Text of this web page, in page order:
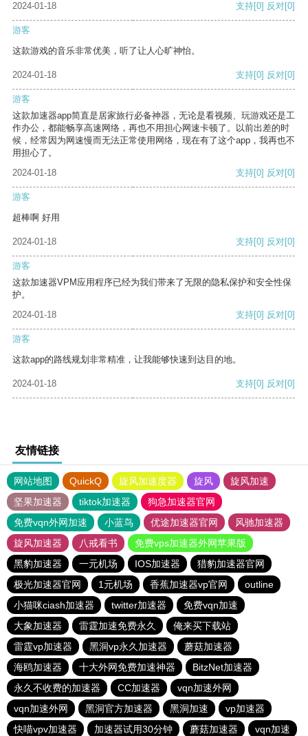
2024-01-18 支持[0] 反对[0]
游客
这款游戏的音乐非常优美，听了让人心旷神怡。
2024-01-18 支持[0] 反对[0]
游客
这款加速器app简直是居家旅行必备神器，无论是看视频、玩游戏还是工
作办公，都能畅享高速网络，再也不用担心网速卡顿了。以前出差的时
候，经常因为网速慢而无法正常使用网络，现在有了这个app，我再也不
用担心了。
2024-01-18
支持[0] 反对[0]
游客
超棒啊 好用
2024-01-18 支持[0] 反对[0]
游客
这款加速器VPM应用程序已经为我们带来了无限的隐私保护和安全性保
护。
2024-01-18
支持[0] 反对[0]
游客
这款app的路线规划非常精准，让我能够快速到达目的地。
2024-01-18 支持[0] 反对[0]
友情链接
网站地图 QuickQ 旋风加速度器 旋风
旋风加速
坚果加速器
tiktok加速器
狗急加速器官网
免费vqn外网加速
小蓝鸟 优途加速器官网
风驰加速器
旋风加速器
八戒看书
免费vps加速器外网苹果版
黑豹加速器
一元机场 IOS加速器
猎豹加速器官网
极光加速器官网
1元机场 香蕉加速器vp官网
outline
小猫咪ciash加速器
twitter加速器
免费vqn加速
大象加速器
雷霆加速免费永久
俺来买下载站
雷霆vp加速器
黑洞vp永久加速器
蘑菇加速器
海鸥加速器
十大外网免费加速神器
BitzNet加速器
永久不收费的加速器
CC加速器
vqn加速外网
vqn加速外网
黑洞官方加速器 黑洞加速
vp加速器
快喵vpv加速器
加速器试用30分钟 蘑菇加速器 vqn加速